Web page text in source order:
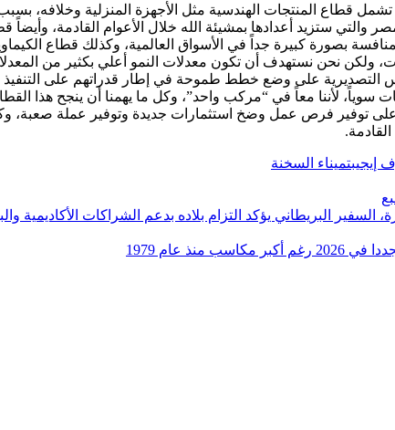
قطاع المنتجات الهندسية مثل الأجهزة المنزلية وخلافه،
والتي ستزيد أعدادها بمشيئة الله خلال الأعوام القادمة، وأيضاً
بصورة كبيرة جداً في الأسواق العالمية، وكذلك قطاع
ولكن نحن نستهدف أن تكون معدلات النمو أعلي بكثير من
التصديرية على وضع خطط طموحة في إطار قدراتهم على التنفيذ
لأننا معاً في “مركب واحد”، وكل ما يهمنا أن ينجح هذا
على توفير فرص عمل وضخ استثمارات جديدة وتوفير عملة صعبة،
إيجيبتميناء السخنة
السفير البريطاني يؤكد التزام بلاده بدعم الشراكات الأكاديمية
منذ عام 1979